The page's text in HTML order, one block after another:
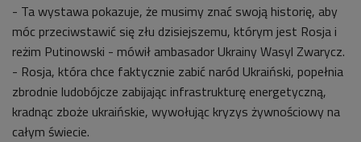
- Ta wystawa pokazuje, że musimy znać swoją historię, aby
móc przeciwstawić się złu dzisiejszemu, którym jest Rosja i
reżim Putinowski - mówił ambasador Ukrainy Wasyl Zwarycz.
- Rosja, która chce faktycznie zabić naród Ukraiński, popełnia
zbrodnie ludobójcze zabijając infrastrukturę energetyczną,
kradnąc zboże ukraińskie, wywołując kryzys żywnościowy na
całym świecie.